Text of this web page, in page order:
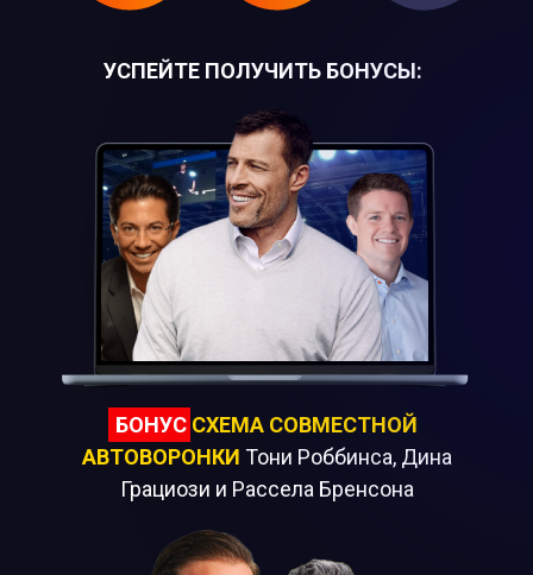
УСПЕЙТЕ ПОЛУЧИТЬ БОНУСЫ:
БОНУС CХЕМА СОВМЕСТНОЙ
АВТОВОРОНКИ Тони Роббинса, Дина
Грациози и Рассела Бренсона